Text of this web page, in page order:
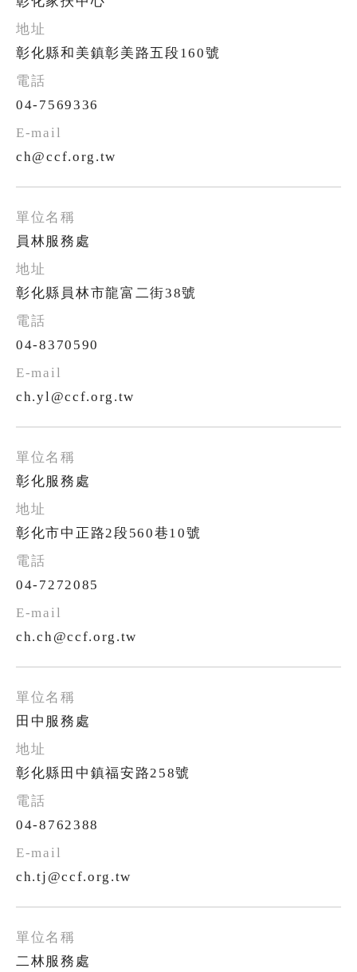
彰化縣和美鎮彰美路五段160號
04-7569336
ch@ccf.org.tw
員林服務處
彰化縣員林市龍富二街38號
04-8370590
ch.yl@ccf.org.tw
彰化服務處
彰化市中正路2段560巷10號
04-7272085
ch.ch@ccf.org.tw
田中服務處
彰化縣田中鎮福安路258號
04-8762388
ch.tj@ccf.org.tw
二林服務處